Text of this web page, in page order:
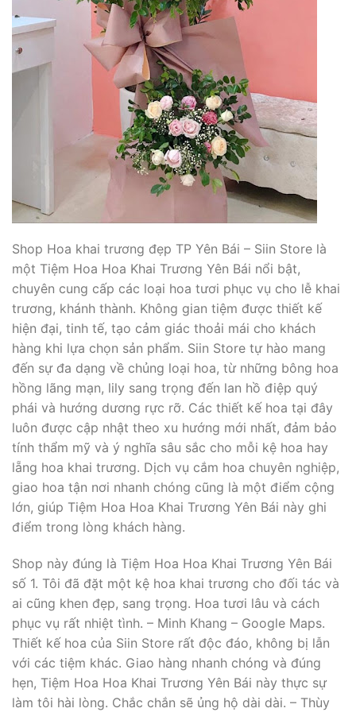
Shop Hoa khai trương đẹp TP Yên Bái – Siin Store là
một Tiệm Hoa Hoa Khai Trương Yên Bái nổi bật,
chuyên cung cấp các loại hoa tươi phục vụ cho lễ khai
trương, khánh thành. Không gian tiệm được thiết kế
hiện đại, tinh tế, tạo cảm giác thoải mái cho khách
hàng khi lựa chọn sản phẩm. Siin Store tự hào mang
đến sự đa dạng về chủng loại hoa, từ những bông hoa
hồng lãng mạn, lily sang trọng đến lan hồ điệp quý
phái và hướng dương rực rỡ. Các thiết kế hoa tại đây
luôn được cập nhật theo xu hướng mới nhất, đảm bảo
tính thẩm mỹ và ý nghĩa sâu sắc cho mỗi kệ hoa hay
lẵng hoa khai trương. Dịch vụ cắm hoa chuyên nghiệp,
giao hoa tận nơi nhanh chóng cũng là một điểm cộng
lớn, giúp Tiệm Hoa Hoa Khai Trương Yên Bái này ghi
điểm trong lòng khách hàng.
Shop này đúng là Tiệm Hoa Hoa Khai Trương Yên Bái
số 1. Tôi đã đặt một kệ hoa khai trương cho đối tác và
ai cũng khen đẹp, sang trọng. Hoa tươi lâu và cách
phục vụ rất nhiệt tình. – Minh Khang – Google Maps.
Thiết kế hoa của Siin Store rất độc đáo, không bị lẫn
với các tiệm khác. Giao hàng nhanh chóng và đúng
hẹn, Tiệm Hoa Hoa Khai Trương Yên Bái này thực sự
làm tôi hài lòng. Chắc chắn sẽ ủng hộ dài dài. – Thùy